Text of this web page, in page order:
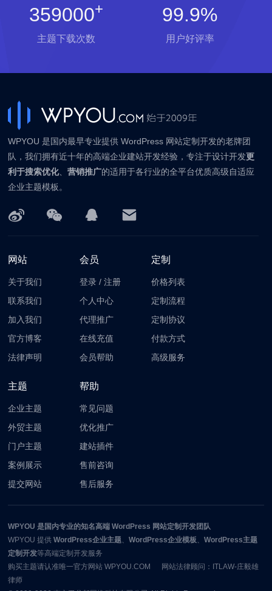
359000+
主题下载次数
99.9%
用户好评率
WPYOU 是国内最早专业提供 WordPress 网站定制开发的老牌团
队，我们拥有近十年的高端企业建站开发经验，专注于设计开发更
利于搜索优化、营销推广的适用于各行业的全平台优质高级自适应
企业主题模板。
网站
关于我们
联系我们
加入我们
官方博客
法律声明
会员
登录 /注册
个人中心
代理推广
在线充值
会员帮助
定制
价格列表
定制流程
定制协议
付款方式
高级服务
主题
企业主题
外贸主题
门户主题
案例展示
提交网站
帮助
常见问题
优化推广
建站插件
售前咨询
售后服务
WPYOU 是国内专业的知名高端 WordPress 网站定制开发团队
WPYOU 提供WordPress企业主题 、WordPress企业模板 、WordPress主题
定制开发等高端定制开发服务
购买主题请认准唯一官方网站 WPYOU.COM 网站法律顾问：ITLAW-庄毅雄
律师